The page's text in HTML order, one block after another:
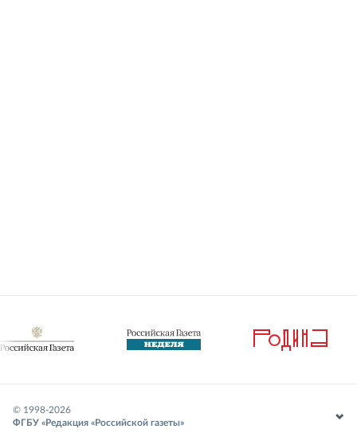
© 1998-2026
ФГБУ «Редакция «Российской газеты»